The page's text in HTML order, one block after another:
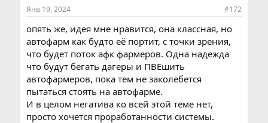
:
Янв 19, 2024 #172
опять же, идея мне нравится, она классная, но
автофарм как будто её портит, с точки зрения,
что будет поток афк фармеров. Одна надежда
что будут бегать дагеры и ПВЕшить
автофармеров, пока тем не заколебется
пытаться стоять на автофарме.
И в целом негатива ко всей этой теме нет,
просто хочется проработанности системы.